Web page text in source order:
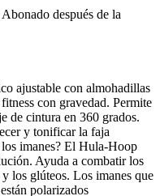
Abonado después de la
ajustable con almohadillas
con gravedad. Permite
de cintura en 360 grados.
y tonificar la faja
imanes? El Hula-Hoop
Ayuda a combatir los
los glúteos. Los imanes que
polarizados